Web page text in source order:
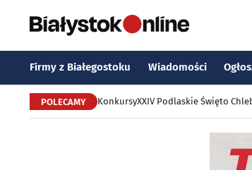
Firmy z Białegostoku Wiadomości
POLECAMY KonkursyXXIV Podlaskie Święto